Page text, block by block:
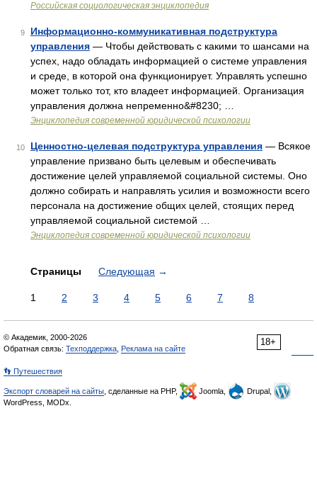
Российская социологическая энциклопедия
9
Информационно-коммуникативная подструктура
управления — Чтобы действовать с какими то шансами на
успех, надо обладать информацией о системе управления
и среде, в которой она функционирует. Управлять успешно
может только тот, кто владеет информацией. Организация
управления должна непременно&#8230; …
Энциклопедия современной юридической психологии
10 Ценностно-целевая подструктура управления — Всякое
управление призвано быть целевым и обеспечивать
достижение целей управляемой социальной системы. Оно
должно собирать и направлять усилия и возможности всего
персонала на достижение общих целей, стоящих перед
управляемой социальной системой …
Энциклопедия современной юридической психологии
Страницы Следующая →
1 2 3 4 5 6 7 8
18+
© Академик, 2000-2026
Обратная связь: Техподдержка Реклама на сайте
👣 Путешествия
Экспорт словарей на сайты , сделанные на PHP, Joomla,
Drupal,
WordPress, MODx.